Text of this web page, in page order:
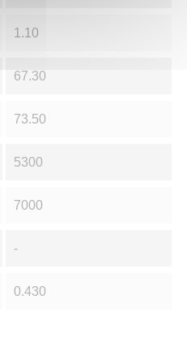
1.10
67.30
73.50
5300
7000
-
0.430